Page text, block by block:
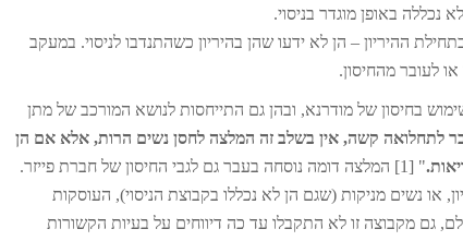
נכללה באופן מוגדר בניסוי.
ההיריון – הן לא ידעו שהן בהיריון כשהתנדבו לניסוי. במעקב
לעובר מהחיסון.
בחיסון של מודרנא, ובהן גם התייחסות לנושא המורכב של מתן
לתחלואה קשה, אין בשלב זה המלצה לחסן נשים הרות, אלא אם הן
" [1] המלצה דומה נוסחה בעבר גם לגבי החיסון של חברת פייזר.
או נשים מניקות (שגם הן לא נכללו בקבוצת הניסוי), העוסקות
גם מקבוצה זו לא התקבלו עד כה דיווחים על בעיות הקשורות